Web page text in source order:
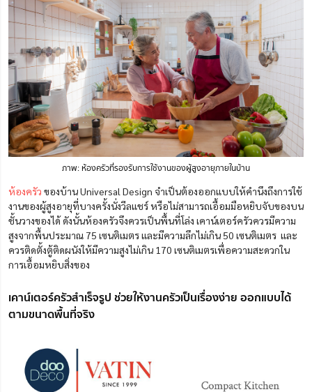
ภาพ: ห้องครัวที่รองรับการใช้งานของผู้สูงอายุภายในบ้าน
ห้องครัว ของบ้าน Universal Design จำเป็นต้องออกแบบให้คำนึงถึงการใช้
งานของผู้สูงอายุที่บางครั้งนั่งวีลแชร์ หรือไม่สามารถเอื้อมมือหยิบจับของบน
ชั้นวางของได้ ดังนั้นห้องครัวจึงควรเป็นพื้นที่โล่ง เคาน์เตอร์ครัวควรมีความ
สูงจากพื้นประมาณ 75 เซนติเมตร และมีความลึกไม่เกิน 50 เซนติเมตร และ
ควรติดตั้งตู้ติดผนังให้มีความสูงไม่เกิน 170 เซนติเมตรเพื่อความสะดวกใน
การเอื้อมหยิบสิ่งของ
เคาน์เตอร์ครัวสำเร็จรูป ช่วยให้งานครัวเป็นเรื่องง่าย ออกแบบได้
ตามขนาดพื้นที่จริง